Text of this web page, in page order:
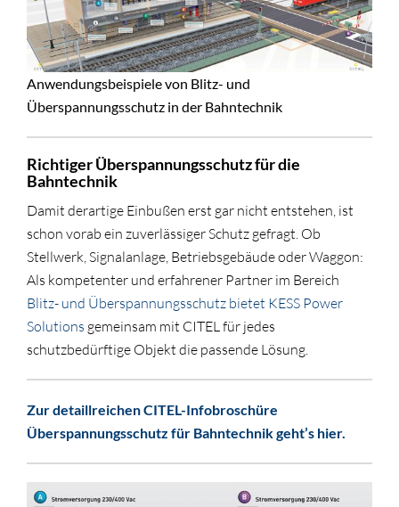
Anwendungsbeispiele von Blitz- und
Überspannungsschutz in der Bahntechnik
Richtiger Überspannungsschutz für die
Bahntechnik
Damit derartige Einbußen erst gar nicht entstehen, ist
schon vorab ein zuverlässiger Schutz gefragt. Ob
Stellwerk, Signalanlage, Betriebsgebäude oder Waggon:
Als kompetenter und erfahrener Partner im Bereich
Blitz- und Überspannungsschutz bietet KESS Power
Solutions gemeinsam mit CITEL für jedes
schutzbedürftige Objekt die passende Lösung.
Zur detaillreichen CITEL-Infobroschüre
Überspannungsschutz für Bahntechnik geht’s hier.